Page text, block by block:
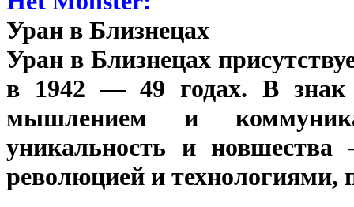
Уран в Близнецах
Уран в Близнецах
в 1942 — 49 годах. В знак
мышлением и
уникальность и
революцией и технологиями,